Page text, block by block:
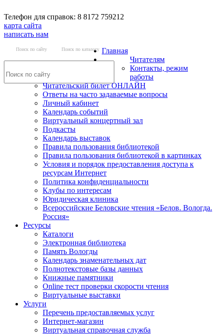
Телефон для справок: 8 8172 759212
карта сайта
написать нам
Поиск по сайту Поиск по каталогу Главная
Читателям
Контакты, режим
работы
Читательский билет ОНЛАЙН
Ответы на часто задаваемые вопросы
Личный кабинет
Календарь событий
Виртуальный концертный зал
Подкасты
Календарь выставок
Правила пользования библиотекой
Правила пользования библиотекой в картинках
Условия и порядок предоставления доступа к
ресурсам Интернет
Политика конфиденциальности
Клубы по интересам
Юридическая клиника
Всероссийские Беловские чтения «Белов. Вологда.
Россия»
Ресурсы
Каталоги
Электронная библиотека
Память Вологды
Календарь знаменательных дат
Полнотекстовые базы данных
Книжные памятники
Online тест проверки скорости чтения
Виртуальные выставки
Услуги
Перечень предоставляемых услуг
Интернет-магазин
Виртуальная справочная служба